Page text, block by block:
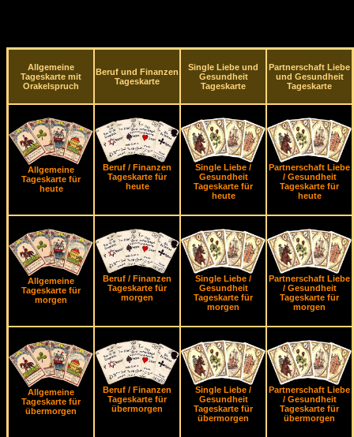
Allgemeine
Tageskarte mit
Orakelspruch
Beruf und Finanzen
Tageskarte
Single Liebe und
Gesundheit
Tageskarte
Partnerschaft Liebe
und Gesundheit
Tageskarte
Allgemeine
Tageskarte für
heute
Beruf / Finanzen
Tageskarte für
heute
Single Liebe /
Gesundheit
Tageskarte für
heute
Partnerschaft Liebe
/ Gesundheit
Tageskarte für
heute
Allgemeine
Tageskarte für
morgen
Beruf / Finanzen
Tageskarte für
morgen
Single Liebe /
Gesundheit
Tageskarte für
morgen
Partnerschaft Liebe
/ Gesundheit
Tageskarte für
morgen
Allgemeine
Tageskarte für
übermorgen
Beruf / Finanzen
Tageskarte für
übermorgen
Single Liebe /
Gesundheit
Tageskarte für
übermorgen
Partnerschaft Liebe
/ Gesundheit
Tageskarte für
übermorgen